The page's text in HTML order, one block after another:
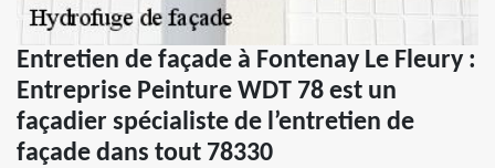
Entretien de façade à Fontenay Le Fleury :
Entreprise Peinture WDT 78 est un
façadier spécialiste de l’entretien de
façade dans tout 78330